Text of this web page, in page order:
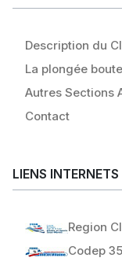
Description du
La plongée
Autres Sections
Contact
LIENS
Region
Codep 35